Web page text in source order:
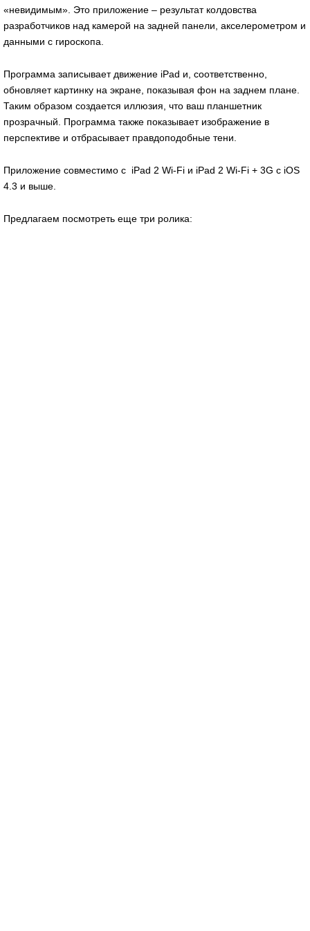
«невидимым». Это приложение – результат колдовства
разработчиков над камерой на задней панели, акселерометром и
данными с гироскопа.
Программа записывает движение iPad и, соответственно,
обновляет картинку на экране, показывая фон на заднем плане.
Таким образом создается иллюзия, что ваш планшетник
прозрачный. Программа также показывает изображение в
перспективе и отбрасывает правдоподобные тени.
Приложение совместимо с iPad 2 Wi-Fi и iPad 2 Wi-Fi + 3G с iOS
4.3 и выше.
Предлагаем посмотреть еще три ролика: